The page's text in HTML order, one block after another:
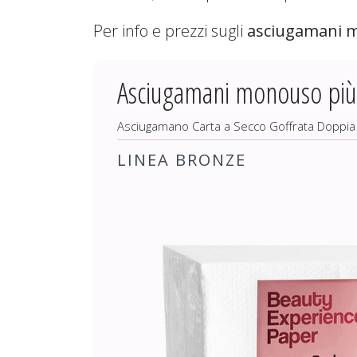
Per info e prezzi sugli asciugamani
Asciugamani monouso
Asciugamano Carta a Secco Goffrata
LINEA BRONZE